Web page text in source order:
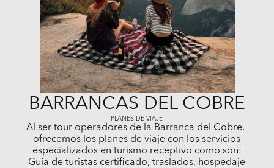
BARRANCAS DEL COBRE
PLANES DE VIAJE
Al ser tour operadores de la Barranca del Cobre,
ofrecemos los planes de viaje con los servicios
especializados en turismo receptivo como son:
Guía de turistas certificado, traslados, hospedaje